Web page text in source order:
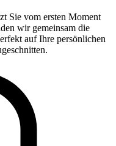
Sie vom ersten Moment
wir gemeinsam die
auf Ihre persönlichen